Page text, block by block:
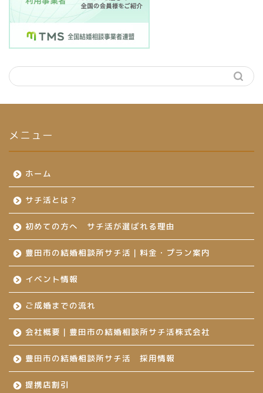
メニュー
ホーム
サチ活とは？
初めての方へ サチ活が選ばれる理由
豊田市の結婚相談所サチ活｜料金・プラン案内
イベント情報
ご成婚までの流れ
会社概要｜豊田市の結婚相談所サチ活株式会社
豊田市の結婚相談所サチ活 採用情報
提携店割引